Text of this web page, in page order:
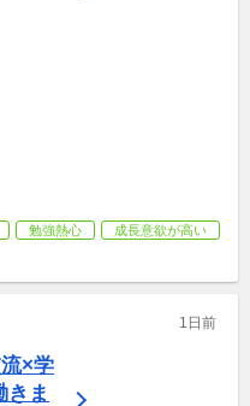
勉強熱心
成長意欲が高い
1日前
×学
きま